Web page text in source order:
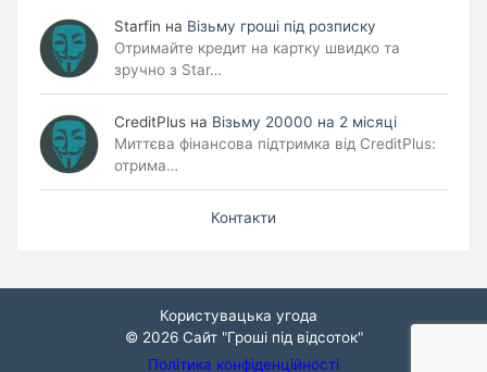
Starfin на Візьму гроші під розписку
Отримайте кредит на картку швидко та
зручно з Star…
CreditPlus на Візьму 20000 на 2 місяці
Миттєва фінансова підтримка від CreditPlus:
отрима…
Контакти
Користувацька угода
© 2026 Сайт "Гроші під відсоток"
Політика конфіденційності